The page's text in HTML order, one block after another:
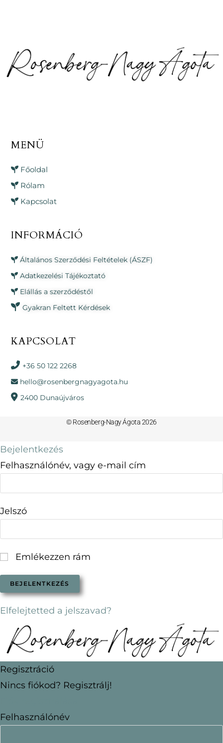
MENÜ
Főoldal
Rólam
Kapcsolat
INFORMÁCIÓ
Általános Szerződési Feltételek (ÁSZF)
Adatkezelési Tájékoztató
Elállás a szerződéstől
Gyakran Feltett Kérdések
KAPCSOLAT
+36 50 122 2268
hello@rosenbergnagyagota.hu
2400 Dunaújváros
© Rosenberg-Nagy Ágota 2026
Bejelentkezés
Felhasználónév, vagy e-mail cím
Jelszó
Emlékezzen rám
Elfelejtetted a jelszavad?
Regisztráció
Nincs fiókod? Regisztrálj!
Felhasználónév